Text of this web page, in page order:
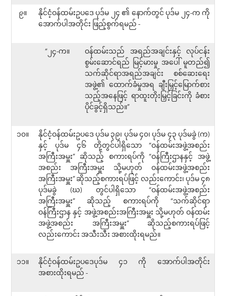
၉။
နိုင်ငံ့ဝန်ထမ်းဥပဒေ ပုဒ်မ ၂၄ ၏ နောက်တွင် ပုဒ်မ ၂၄-က ကို
အောက်ပါအတိုင်း ဖြည့်စွက်ရမည် -
“၂၄-က။
ဝန်ထမ်းသည် အရည်အချင်းနှင့် လုပ်ငန်း
စွမ်းဆောင်ရည် မြင့်မားမှု အပေါ် မူတည်၍
သက်ဆိုင်ရာအရည်အချင်း စစ်ဆေးရေး
အဖွဲ့၏ ထောက်ခံမှုအရ ချီးမြှင့်မြောက်စား
သည့်အနေဖြင့် ရာထူးတိုးမြှင့်ခြင်းကို ခံစား
ပိုင်ခွင့်ရှိသည်။”
၁၀။
နိုင်ငံ့ဝန်ထမ်းဥပဒေ ပုဒ်မ ၃၉၊ ပုဒ်မ ၄၀၊ ပုဒ်မ ၄၃ ပုဒ်မခွဲ (က)
နှင့် ပုဒ်မ ၄၆ တို့တွင်ပါရှိသော “ဝန်ထမ်းအဖွဲ့အစည်း
အကြီးအမှူး” ဆိုသည့် စကားရပ်ကို “ဝန်ကြီးဌာနနှင့် အဖွဲ့
အစည်း အကြီးအမှူး သို့မဟုတ် ဝန်ထမ်းအဖွဲ့အစည်း
အကြီးအမှူး” ဆိုသည့်စကားရပ်ဖြင့် လည်းကောင်း၊ ပုဒ်မ ၄၈
ပုဒ်မခွဲ (ဃ) တွင်ပါရှိသော “ဝန်ထမ်းအဖွဲ့အစည်း
အကြီးအမှူး” ဆိုသည့် စကားရပ်ကို “သက်ဆိုင်ရာ
ဝန်ကြီးဌာန နှင့် အဖွဲ့အစည်းအကြီးအမှူး သို့မဟုတ် ဝန်ထမ်း
အဖွဲ့အစည်း အကြီးအမှူး” ဆိုသည့်စကားရပ်ဖြင့်
လည်းကောင်း အသီးသီး အစားထိုးရမည်။
၁၁။
နိုင်ငံ့ဝန်ထမ်းဥပဒေပုဒ်မ ၄၁ ကို အောက်ပါအတိုင်း
အစားထိုးရမည် -